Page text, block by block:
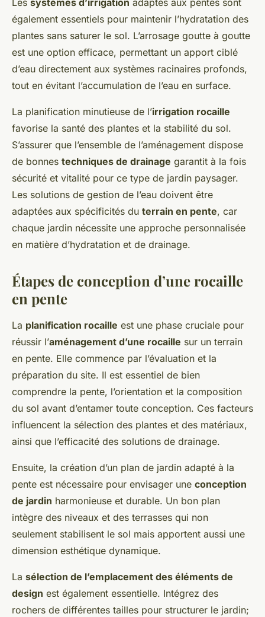
Les systèmes d’irrigation adaptés aux pentes sont
également essentiels pour maintenir l’hydratation des
plantes sans saturer le sol. L’arrosage goutte à goutte
est une option efficace, permettant un apport ciblé
d’eau directement aux systèmes racinaires profonds,
tout en évitant l’accumulation de l’eau en surface.
La planification minutieuse de l’irrigation rocaille
favorise la santé des plantes et la stabilité du sol.
S’assurer que l’ensemble de l’aménagement dispose
de bonnes techniques de drainage garantit à la fois
sécurité et vitalité pour ce type de jardin paysager.
Les solutions de gestion de l’eau doivent être
adaptées aux spécificités du terrain en pente, car
chaque jardin nécessite une approche personnalisée
en matière d’hydratation et de drainage.
Étapes de conception d’une rocaille
en pente
La planification rocaille est une phase cruciale pour
réussir l’aménagement d’une rocaille sur un terrain
en pente. Elle commence par l’évaluation et la
préparation du site. Il est essentiel de bien
comprendre la pente, l’orientation et la composition
du sol avant d’entamer toute conception. Ces facteurs
influencent la sélection des plantes et des matériaux,
ainsi que l’efficacité des solutions de drainage.
Ensuite, la création d’un plan de jardin adapté à la
pente est nécessaire pour envisager une conception
de jardin harmonieuse et durable. Un bon plan
intègre des niveaux et des terrasses qui non
seulement stabilisent le sol mais apportent aussi une
dimension esthétique dynamique.
La sélection de l’emplacement des éléments de
design est également essentielle. Intégrez des
rochers de différentes tailles pour structurer le jardin;